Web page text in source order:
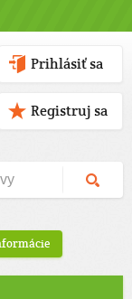
Prihlásiť sa
Registruj sa